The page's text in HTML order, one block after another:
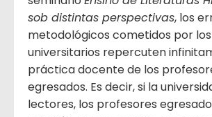
sob distintas perspectivas, los
metodológicos cometidos por
universitarios repercuten
práctica docente de los
egresados. Es decir, si la
lectores, los profesores